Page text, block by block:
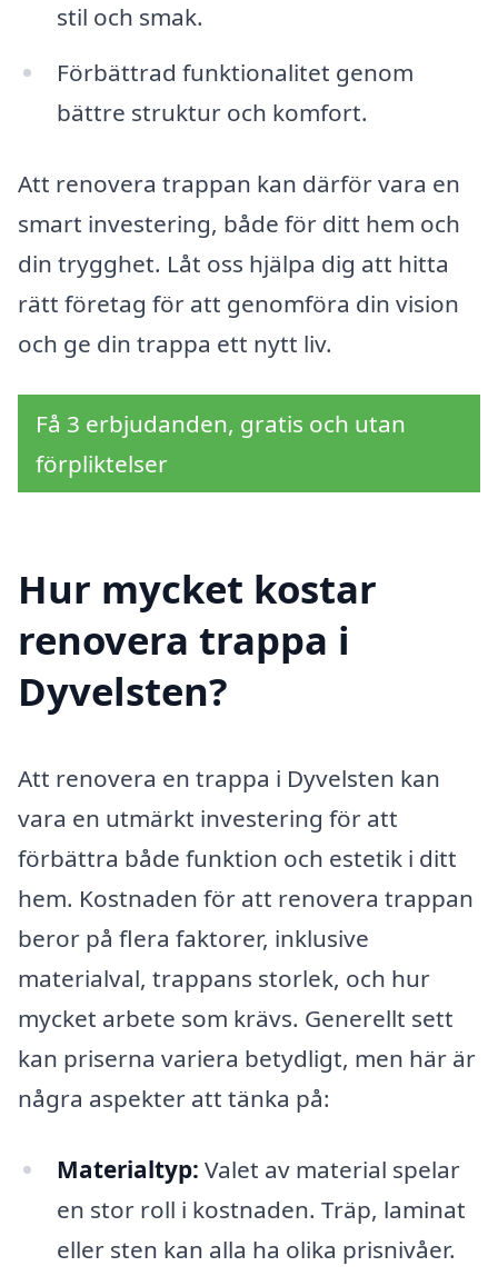
stil och smak.
Förbättrad funktionalitet genom
bättre struktur och komfort.
Att renovera trappan kan därför vara en
smart investering, både för ditt hem och
din trygghet. Låt oss hjälpa dig att hitta
rätt företag för att genomföra din vision
och ge din trappa ett nytt liv.
Få 3 erbjudanden, gratis och utan
förpliktelser
Hur mycket kostar
renovera trappa i
Dyvelsten?
Att renovera en trappa i Dyvelsten kan
vara en utmärkt investering för att
förbättra både funktion och estetik i ditt
hem. Kostnaden för att renovera trappan
beror på flera faktorer, inklusive
materialval, trappans storlek, och hur
mycket arbete som krävs. Generellt sett
kan priserna variera betydligt, men här är
några aspekter att tänka på:
Materialtyp: Valet av material spelar
en stor roll i kostnaden. Träp, laminat
eller sten kan alla ha olika prisnivåer.